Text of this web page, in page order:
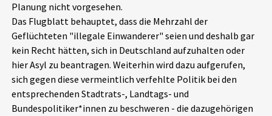
Phänomene
Aktuelles
Alle Beiträge
Veranstaltungen
Über uns
Planung nicht vorgesehen.
Das Flugblatt behauptet, dass die Mehrzahl der
Geflüchteten "illegale Einwanderer" seien und deshalb gar
kein Recht hätten, sich in Deutschland aufzuhalten oder
hier Asyl zu beantragen. Weiterhin wird dazu aufgerufen,
sich gegen diese vermeintlich verfehlte Politik bei den
entsprechenden Stadtrats-, Landtags- und
Bundespolitiker*innen zu beschweren - die dazugehörigen